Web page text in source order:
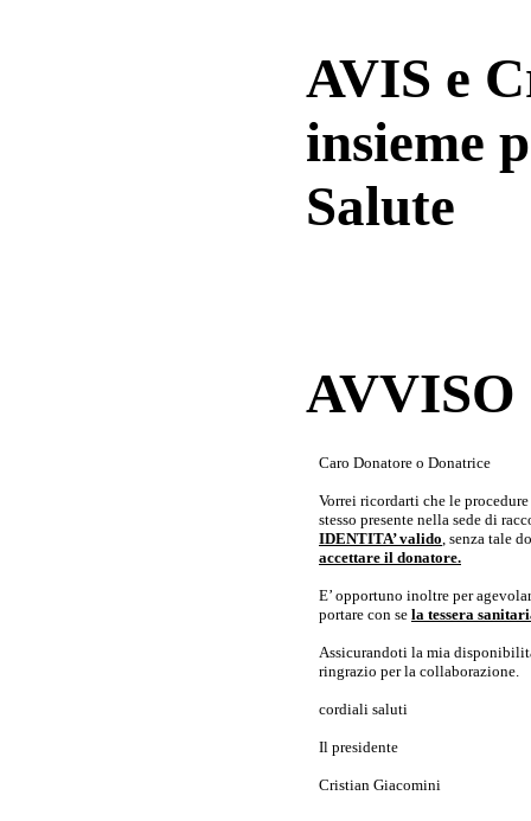
AVIS e
insieme
Salute
Caro Donatore o Donatrice
Vorrei ricordarti che le
stesso presente nella sede di
IDENTITA’ valido, senza tale
accettare il donatore.
E’ opportuno inoltre per
portare con se la tessera
Assicurandoti la mia
ringrazio per la collaborazione.
cordiali saluti
Il presidente
Cristian Giacomini